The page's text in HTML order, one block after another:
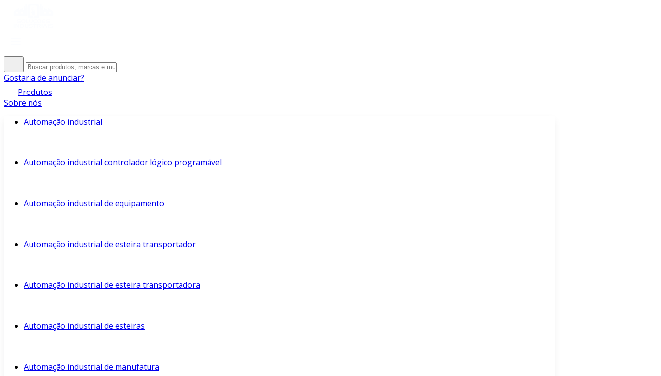
Gostaria de anunciar?
Produtos
Sobre nós
Automação industrial
Automação industrial controlador lógico programável
Automação industrial de equipamento
Automação industrial de esteira transportador
Automação industrial de esteira transportadora
Automação industrial de esteiras
Automação industrial de manufatura